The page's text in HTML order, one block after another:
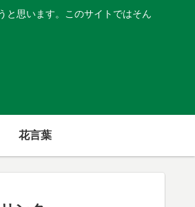
と思います。このサイトではそん
花言葉